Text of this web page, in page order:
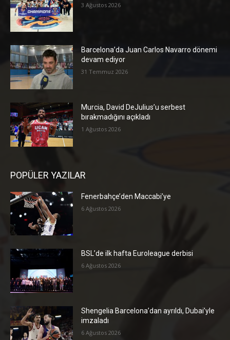
3 Ağustos 2026
Barcelona’da Juan Carlos Navarro dönemi
devam ediyor
31 Temmuz 2026
Murcia, David DeJulius’u serbest
bırakmadığını açıkladı
1 Ağustos 2026
POPÜLER YAZILAR
Fenerbahçe’den Maccabi’ye
6 Ağustos 2026
BSL’de ilk hafta Euroleague derbisi
6 Ağustos 2026
Shengelia Barcelona’dan ayrıldı, Dubai’yle
imzaladı
6 Ağustos 2026